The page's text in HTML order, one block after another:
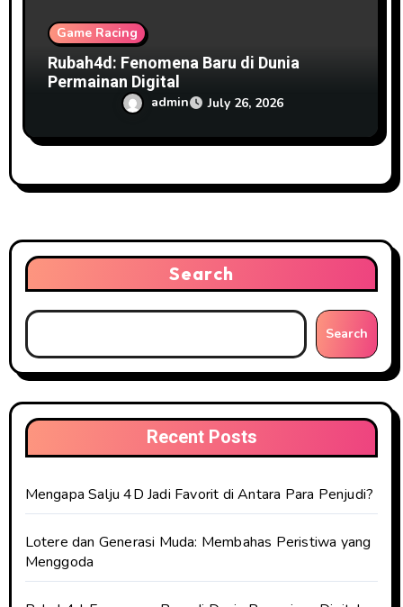
Game Racing
Rubah4d: Fenomena Baru di Dunia
Permainan Digital
admin July 26, 2026
Search
Search
Recent Posts
Mengapa Salju 4D Jadi Favorit di Antara Para Penjudi?
Lotere dan Generasi Muda: Membahas Peristiwa yang
Menggoda